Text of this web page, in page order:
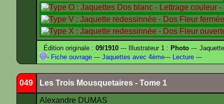
Édition originale :09/1910 --- Illustrateur 1 : Photo ---
- Fiche ouvrage --- Jaquettes avec 4ème--- Lecture ---
049 Les Trois Mousquetaires - Tome 1
Alexandre DUMAS